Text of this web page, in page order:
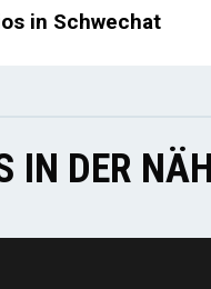
in Schwechat
IN DER